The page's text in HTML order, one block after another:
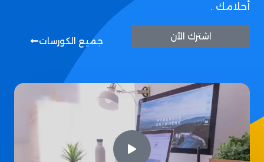
أحلامك .
اشترك الآن جميع الكورسات